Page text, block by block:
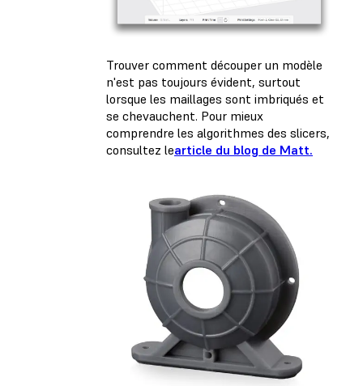
Trouver comment découper un modèle
n'est pas toujours évident, surtout
lorsque les maillages sont imbriqués et
se chevauchent. Pour mieux
comprendre les algorithmes des slicers,
consultez learticle du blog de Matt.